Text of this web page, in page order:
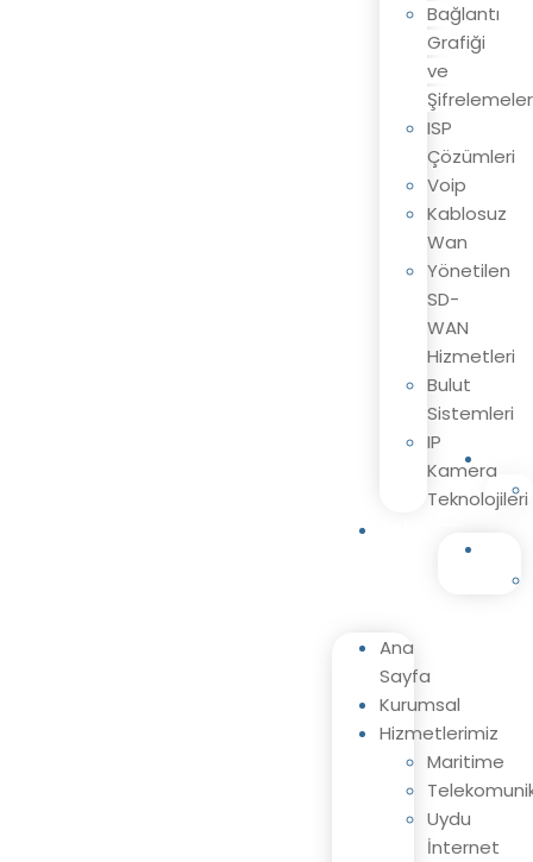
Bağlantı
Grafiği
ve
Şifrelemeler
ISP
Çözümleri
Voip
Kablosuz
Wan
Yönetilen
SD-
WAN
Hizmetleri
Bulut
Sistemleri
IP
Kamera
Teknolojileri
Ana
Sayfa
Kurumsal
Hizmetlerimiz
Maritime
Uydu
İnternet